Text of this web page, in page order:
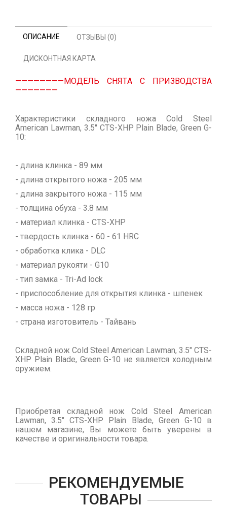
ОПИСАНИЕ ОТЗЫВЫ (0)
ДИСКОНТНАЯ КАРТА
————————МОДЕЛЬ СНЯТА С ПРИЗВОДСТВА
———————
Характеристики складного ножа Cold Steel
American Lawman, 3.5" CTS-XHP Plain Blade, Green G-
10:
- длина клинка - 89 мм
- длина открытого ножа - 205 мм
- длина закрытого ножа - 115 мм
- толщина обуха - 3.8 мм
- материал клинка - CTS-XHP
- твердость клинка - 60 - 61 HRC
- обработка клика - DLC
- материал рукояти - G10
- тип замка - Tri-Ad lock
- приспособление для открытия клинка - шпенек
- масса ножа - 128 гр
- страна изготовитель - Тайвань
Складной нож Cold Steel American Lawman, 3.5" CTS-
XHP Plain Blade, Green G-10 не является холодным
оружием.
Приобретая складной нож Cold Steel American
Lawman, 3.5" CTS-XHP Plain Blade, Green G-10 в
нашем магазине, Вы можете быть уверены в
качестве и оригинальности товара.
РЕКОМЕНДУЕМЫЕ
ТОВАРЫ